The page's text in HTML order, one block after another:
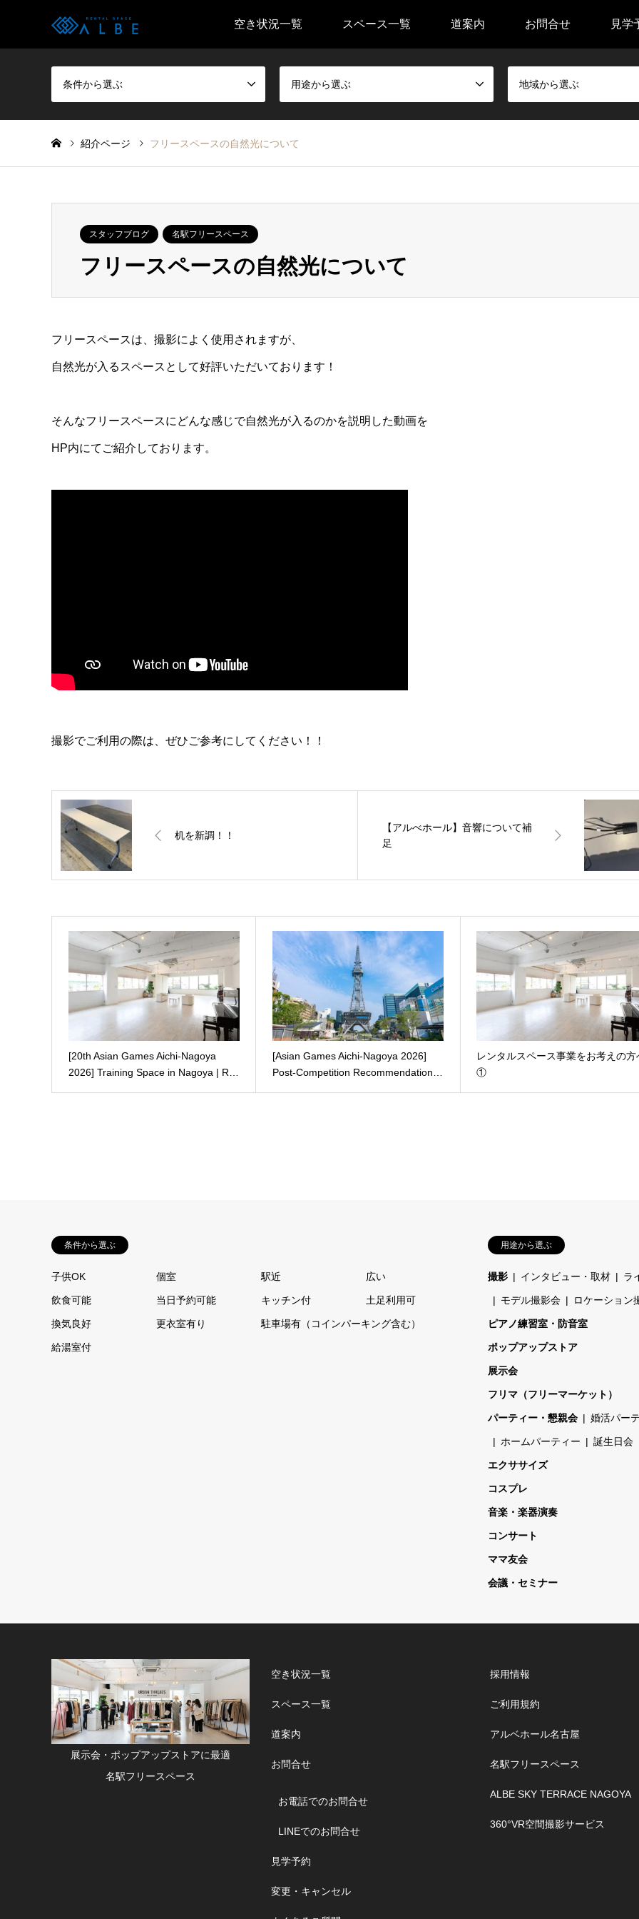
空き状況一覧 スペース一覧 道案内 お問合せ 見学
条件から選ぶ 用途から選ぶ 地域から選ぶ
紹介ページ フリースペースの自然光について
スタッフブログ 名駅フリースペース
フリースペースの自然光について
フリースペースは、撮影によく使用されますが、
自然光が入るスペースとして好評いただいております！
そんなフリースペースにどんな感じで自然光が入るのかを説明した動画を
HP内にてご紹介しております。
撮影でご利用の際は、ぜひご参考にしてください！！
机を新調！！
【アルべホール】音響について補
足
[20th Asian Games Aichi-Nagoya
2026] Training Space in Nagoya | R…
[Asian Games Aichi-Nagoya 2026]
Post-Competition Recommendation…
レンタルスペース事業をお考えの方
①
条件から選ぶ
子供OK 個室 駅近 広い
飲食可能 当日予約可能 キッチン付 土足利用可
換気良好 更衣室有り 駐車場有（コインパーキング含む）
給湯室付
用途から選ぶ
撮影 インタビュー・取材 ラ
モデル撮影会 ロケーション
ピアノ練習室・防音室
ポップアップストア
展示会
フリマ（フリーマーケット）
パーティー・懇親会 婚活パー
ホームパーティー 誕生日会
エクササイズ
コスプレ
音楽・楽器演奏
コンサート
ママ友会
会議・セミナー
展示会・ポップアップストアに最適
名駅フリースペース
空き状況一覧
スペース一覧
道案内
お問合せ
お電話でのお問合せ
LINEでのお問合せ
見学予約
変更・キャンセル
採用情報
ご利用規約
アルベホール名古屋
名駅フリースペース
ALBE SKY TERRACE NAGOYA
360°VR空間撮影サービス